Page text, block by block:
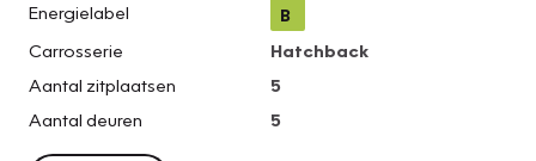
Energielabel
B
Carrosserie
Hatchback
Aantal zitplaatsen
5
Aantal deuren
5